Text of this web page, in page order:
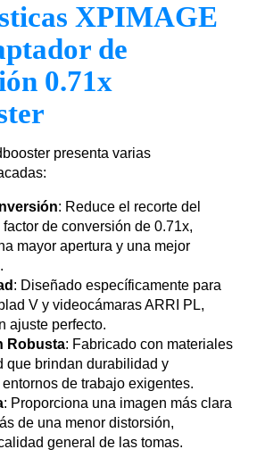
XPIMAGE
de
0.71x
presenta varias
: Reduce el recorte del
de conversión de 0.71x,
mayor apertura y una mejor
: Diseñado específicamente para
V y videocámaras ARRI PL,
ajuste perfecto.
Robusta: Fabricado con materiales
que brindan durabilidad y
de trabajo exigentes.
: Proporciona una imagen más clara
de una menor distorsión,
general de las tomas.